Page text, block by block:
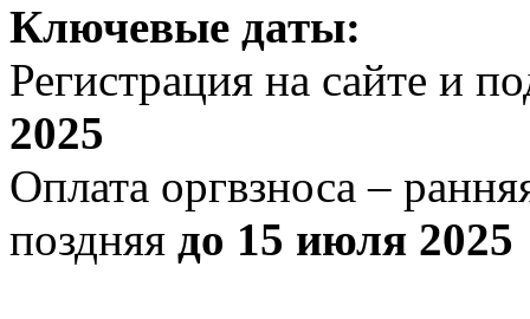
Ключевые даты:
Регистрация на сайте и
2025
Оплата оргвзноса –
поздняя до 15 июля 2025